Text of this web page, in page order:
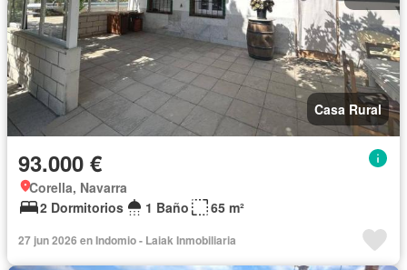
Casa Rural
93.000 €
Corella, Navarra
2 Dormitorios
1 Baño 65 m²
27 jun 2026 en Indomio - Laiak Inmobiliaria